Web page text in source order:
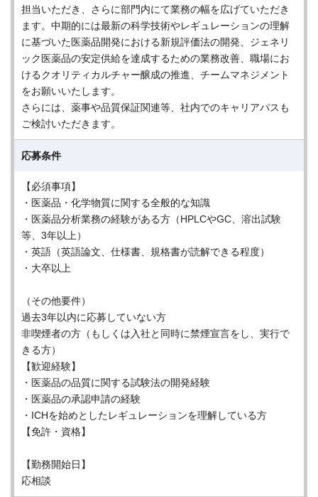
担当いただき、さらに部門内にて業務の幅を広げていただき
ます。中期的には最新の科学技術やレギュレーションの理解
に基づいた医薬品開発における新規評価法の開発、ジェネリ
ック医薬品の安定供給を達成するための業務改善、職場にお
けるクオリティカルチャー醸成の推進、チームマネジメント
をお願いいたします。
さらには、薬事や品質保証関連等、社内でのキャリアパスも
ご検討いただきます。
応募条件
【必須事項】
・医薬品・化学物質に関する全般的な知識
・医薬品分析業務の経験がある方（HPLCやGC、溶出試験
等、3年以上）
・英語（英語論文、仕様書、規格書が読解できる程度）
・大卒以上
（その他要件）
過去3年以内に応募していない方
非喫煙者の方（もしくは入社と同時に禁煙宣言をし、実行で
きる方）
【歓迎経験】
・医薬品の品質に関する試験法の開発経験
・医薬品の承認申請の経験
・ICHを始めとしたレギュレーションを理解している方
【免許・資格】
【勤務開始日】
応相談